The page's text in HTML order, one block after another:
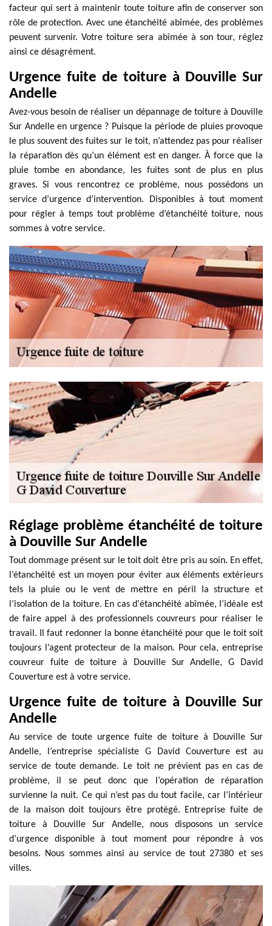
facteur qui sert à maintenir toute toiture afin de conserver son
rôle de protection. Avec une étanchéité abîmée, des problèmes
peuvent survenir. Votre toiture sera abîmée à son tour, réglez
ainsi ce désagrément.
Urgence fuite de toiture à Douville Sur
Andelle
Avez-vous besoin de réaliser un dépannage de toiture à Douville
Sur Andelle en urgence ? Puisque la période de pluies provoque
le plus souvent des fuites sur le toit, n’attendez pas pour réaliser
la réparation dès qu’un élément est en danger. À force que la
pluie tombe en abondance, les fuites sont de plus en plus
graves. Si vous rencontrez ce problème, nous possédons un
service d’urgence d’intervention. Disponibles à tout moment
pour régler à temps tout problème d’étanchéité toiture, nous
sommes à votre service.
Réglage problème étanchéité de toiture
à Douville Sur Andelle
Tout dommage présent sur le toit doit être pris au soin. En effet,
l’étanchéité est un moyen pour éviter aux éléments extérieurs
tels la pluie ou le vent de mettre en péril la structure et
l’isolation de la toiture. En cas d'étanchéité abîmée, l’idéale est
de faire appel à des professionnels couvreurs pour réaliser le
travail. Il faut redonner la bonne étanchéité pour que le toit soit
toujours l’agent protecteur de la maison. Pour cela, entreprise
couvreur fuite de toiture à Douville Sur Andelle, G David
Couverture est à votre service.
Urgence fuite de toiture à Douville Sur
Andelle
Au service de toute urgence fuite de toiture à Douville Sur
Andelle, l’entreprise spécialiste G David Couverture est au
service de toute demande. Le toit ne prévient pas en cas de
problème, il se peut donc que l’opération de réparation
survienne la nuit. Ce qui n’est pas du tout facile, car l’intérieur
de la maison doit toujours être protégé. Entreprise fuite de
toiture à Douville Sur Andelle, nous disposons un service
d’urgence disponible à tout moment pour répondre à vos
besoins. Nous sommes ainsi au service de tout 27380 et ses
villes.